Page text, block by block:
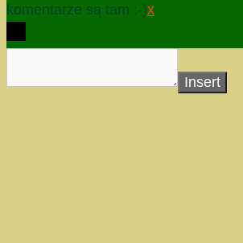
komentarze są tam :-)x
Insert